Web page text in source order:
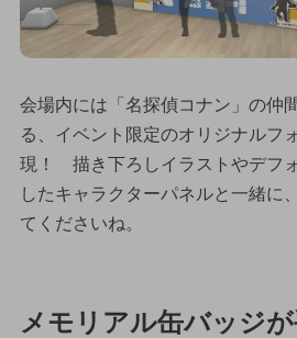
会場内には「名探偵コナン」の仲
る、イベント限定のオリジナルフ
現！ 描き下ろしイラストやデフ
したキャラクターパネルと一緒に
てくださいね。
メモリアル缶バッジ